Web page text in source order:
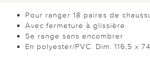
Pour ranger 18 paires de
Avec fermeture à glissière
Se range sans encombrer
En polyester/PVC. Dim. 116,5 x